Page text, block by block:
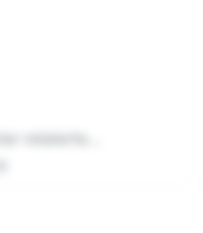
relaterte...